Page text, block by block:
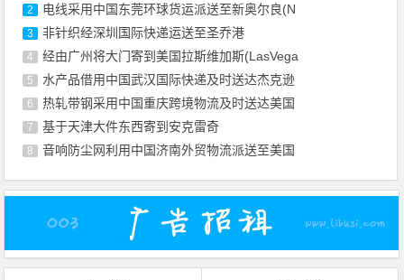
2 电线采用中国东莞环球货运派送至新奥尔良(N
3 非针织经深圳国际快递运送至圣乔港
4 经由广州将大门寄到美国拉斯维加斯(LasVega
5 水产品借用中国武汉国际快递及时送达杰克逊
6 热轧带钢采用中国重庆跨境物流及时送达美国
7 基于天津大件东西寄到安克雷奇
8 音响防尘网利用中国济南外贸物流派送至美国